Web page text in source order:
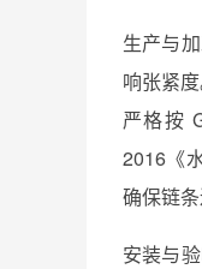
生产与
响张紧
严格按
2016《
确保链
安装与